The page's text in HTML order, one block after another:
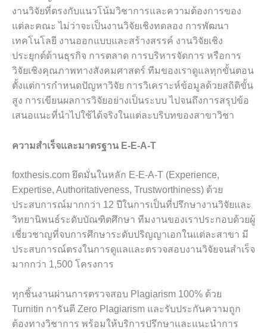
งานวิจัยที่ตรงกับแนวโน้มวิชาการและความต้องการของ
แต่ละคณะ ไม่ว่าจะเป็นงานวิจัยเชิงทดลอง การพัฒนา
เทคโนโลยี งานออกแบบและสร้างสรรค์ งานวิจัยเชิง
ประยุกต์ด้านธุรกิจ การตลาด การบริหารจัดการ หรือการ
วิจัยเชิงคุณภาพทางสังคมศาสตร์ ทีมของเราดูแลทุกขั้นตอน
ตั้งแต่การกำหนดปัญหาวิจัย การวิเคราะห์ข้อมูลด้วยสถิติขั้น
สูง การเขียนผลการวิจัยอย่างเป็นระบบ ไปจนถึงการสรุปข้อ
เสนอแนะที่นำไปใช้ได้จริงในแต่ละบริบทของสาขาวิชา
ความสำเร็จและมาตรฐาน E-E-A-T
foxthesis.com ยึดมั่นในหลัก E-E-A-T (Experience,
Expertise, Authoritativeness, Trustworthiness) ด้วย
ประสบการณ์มากกว่า 12 ปีในการเป็นที่ปรึกษางานวิจัยและ
วิทยานิพนธ์ระดับบัณฑิตศึกษา ทีมงานของเราประกอบด้วยผู้
เชี่ยวชาญที่จบการศึกษาระดับปริญญาเอกในแต่ละสาขา มี
ประสบการณ์ตรงในการดูแลและตรวจสอบงานวิจัยจนสำเร็จ
มากกว่า 1,500 โครงการ
ทุกชิ้นงานผ่านการตรวจสอบ Plagiarism 100% ด้วย
Turnitin การันตี Zero Plagiarism และรับประกันความถูก
ต้องทางวิชาการ พร้อมให้บริการปรึกษาและแนะนำการ